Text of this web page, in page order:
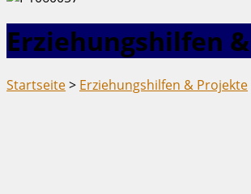
Erziehungshilfen
Startseite> Erziehungshilfen & Projekte